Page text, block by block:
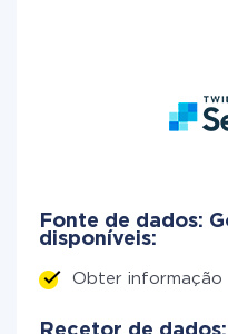
Fonte de dados:
disponíveis:
Obter informação